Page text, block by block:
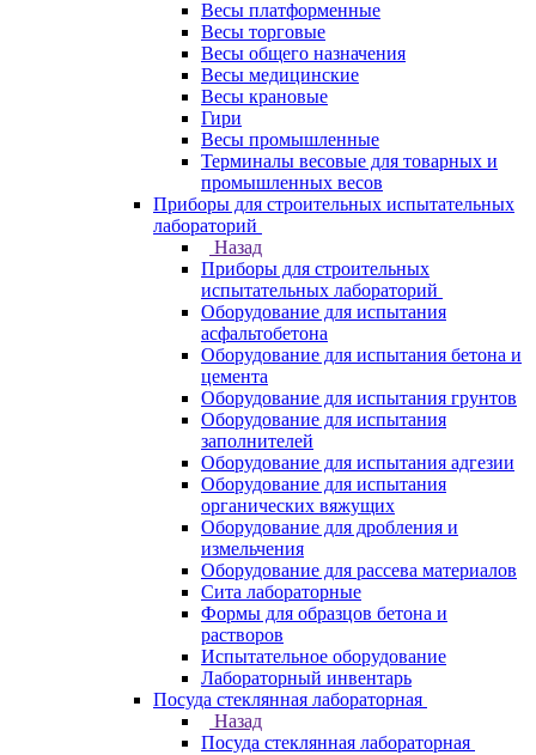
Весы платформенные
Весы торговые
Весы общего назначения
Весы медицинские
Весы крановые
Гири
Весы промышленные
Терминалы весовые для товарных и
промышленных весов
Приборы для строительных испытательных
лабораторий
Назад
Приборы для строительных
испытательных лабораторий
Оборудование для испытания
асфальтобетона
Оборудование для испытания бетона и
цемента
Оборудование для испытания грунтов
Оборудование для испытания
заполнителей
Оборудование для испытания адгезии
Оборудование для испытания
органических вяжущих
Оборудование для дробления и
измельчения
Оборудование для рассева материалов
Сита лабораторные
Формы для образцов бетона и
растворов
Испытательное оборудование
Лабораторный инвентарь
Посуда стеклянная лабораторная
Назад
Посуда стеклянная лабораторная